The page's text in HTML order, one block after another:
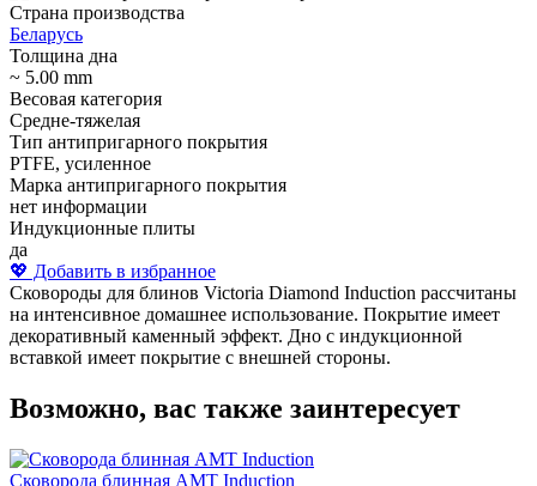
Страна производства
Беларусь
Толщина дна
~ 5.00 mm
Весовая категория
Средне-тяжелая
Тип антипригарного покрытия
PTFE, усиленное
Марка антипригарного покрытия
нет информации
Индукционные плиты
да
💖 Добавить в избранное
Сковороды для блинов Victoria Diamond Induction рассчитаны
на интенсивное домашнее использование. Покрытие имеет
декоративный каменный эффект. Дно с индукционной
вставкой имеет покрытие с внешней стороны.
Возможно, вас также заинтересует
Сковорода блинная АМТ Induction